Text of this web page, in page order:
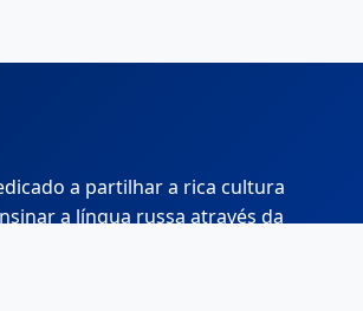
a partilhar a rica cultura
a língua russa através da